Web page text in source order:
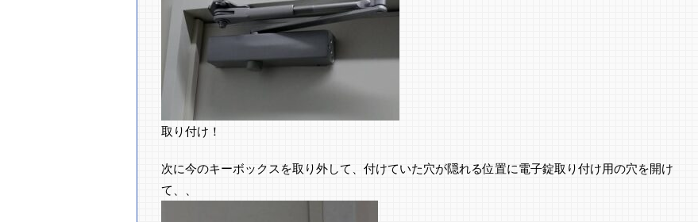
取り付け！
次に今のキーボックスを取り外して、付けていた穴が隠れる位置に電子錠取り付け用の穴を開け
て、、